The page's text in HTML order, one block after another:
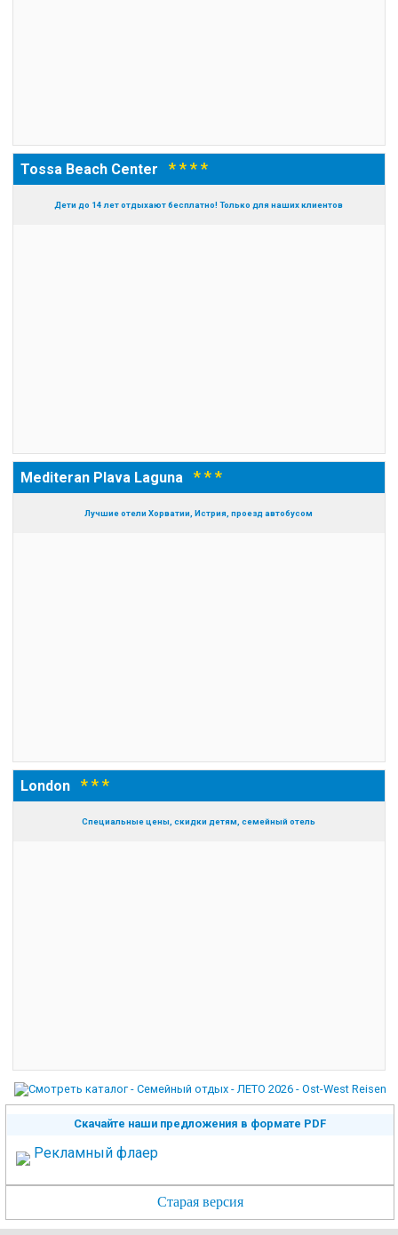
Tossa Beach Center* * * *
Дети до 14 лет отдыхают бесплатно! Только для наших клиентов
Mediteran Plava Laguna* * *
Лучшие отели Хорватии, Истрия, проезд автобусом
London* * *
Специальные цены, скидки детям, семейный отель
Скачайте наши предложения в формате PDF
Рекламный флаер
Старая версия